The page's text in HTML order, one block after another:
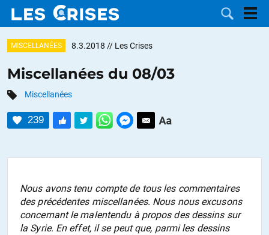
LES
NOUS
CONTACTER
FAIRE UN
MISCELLANÉES 8.3.2018 // Les Crises
Miscellanées du 08/03
Miscellanées
239
Nous avons tenu compte de tous les commentaires
des précédentes miscellanées. Nous nous excusons
concernant le malentendu à propos des dessins sur
la Syrie. En effet, il se peut que, parmi les dessins